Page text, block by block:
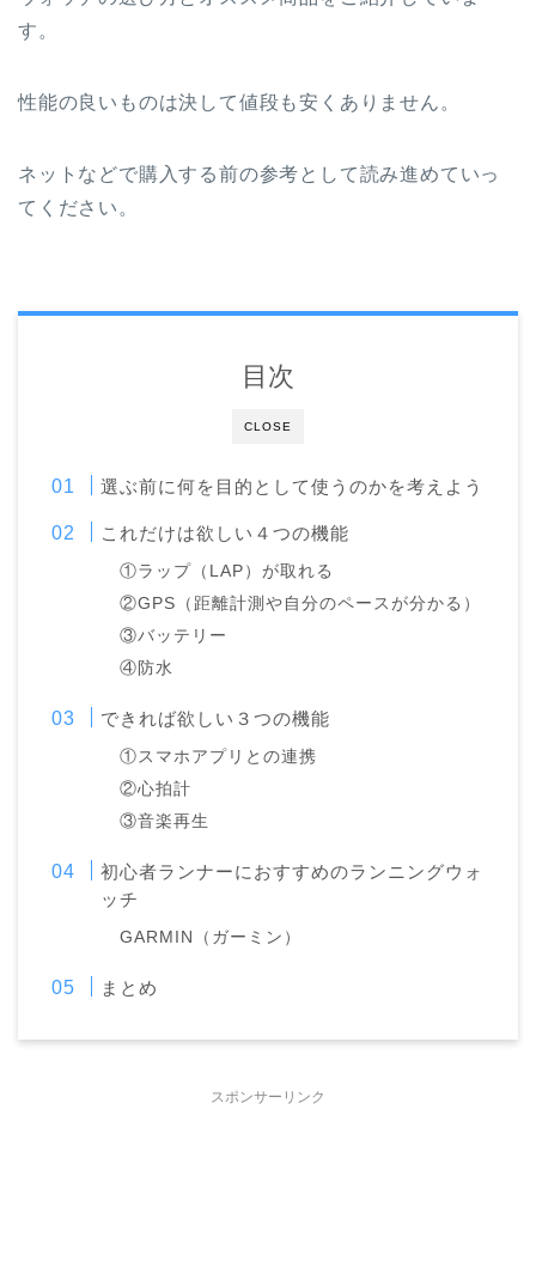
す。
性能の良いものは決して値段も安くありません。
ネットなどで購入する前の参考として読み進めていっ
てください。
CLOSE
目次
選ぶ前に何を目的として使うのかを考えよう
これだけは欲しい４つの機能
①ラップ（LAP）が取れる
②GPS（距離計測や自分のペースが分かる）
③バッテリー
④防水
できれば欲しい３つの機能
①スマホアプリとの連携
②心拍計
③音楽再生
初心者ランナーにおすすめのランニングウォ
ッチ
GARMIN（ガーミン）
まとめ
スポンサーリンク